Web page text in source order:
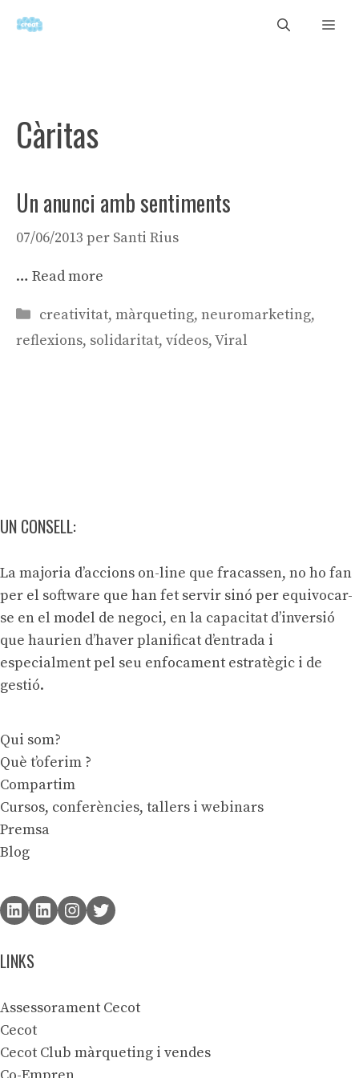
Càritas
Un anunci amb sentiments
07/06/2013 per Santi Rius
… Read more
Categories
creativitat, màrqueting, neuromarketing,
reflexions, solidaritat, vídeos,Viral
UN CONSELL:
La majoria d’accions on-line que fracassen, no ho fan
per el software que han fet servir sinó per equivocar-
se en el model de negoci, en la capacitat d’inversió
que haurien d’haver planificat d’entrada i
especialment pel seu enfocament estratègic i de
gestió.
Qui som?
Què t’oferim ?
Compartim
Cursos, conferències, tallers i webinars
Premsa
Blog
LINKS
Assessorament Cecot
Cecot
Cecot Club màrqueting i vendes